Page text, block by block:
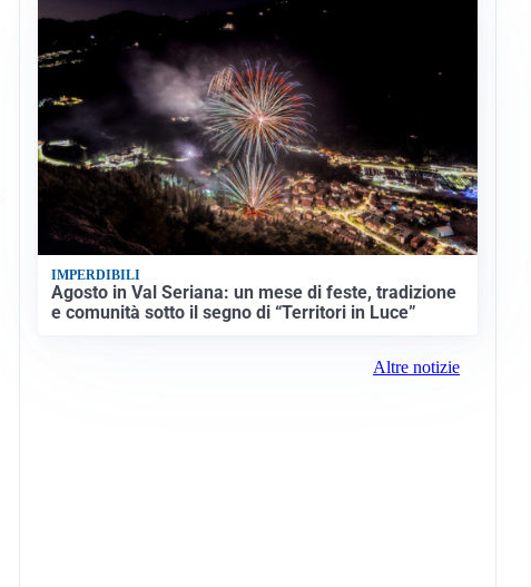
IMPERDIBILI
Agosto in Val Seriana: un mese di feste, tradizione
e comunità sotto il segno di “Territori in Luce”
Altre notizie